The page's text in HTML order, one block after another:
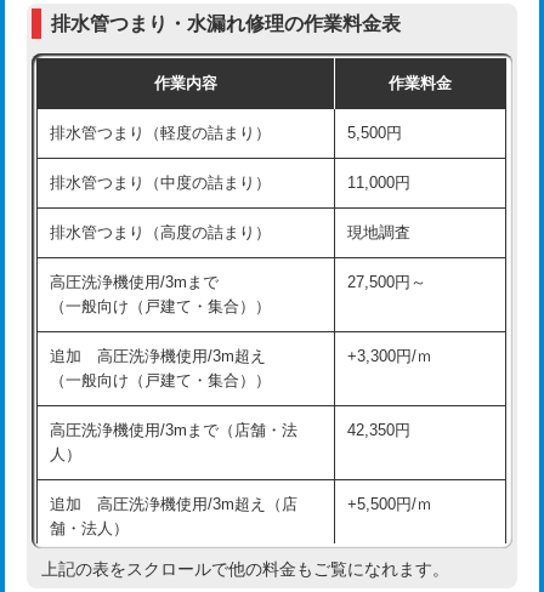
追加人工 16,500円
現場見積
※給水管工事は20mmまでの価格です。
交換・取付（その他部品） 11,000円+材料費
持込商品取付（単水栓） 13,200円
持込商品取付（混合水栓） 16,500円
持込商品取付（浄水器・分岐水栓） 16,500円
給水管工事※（ホール加工) 16,500円
給水管工事※（バンド止め) 3,300円
給水管工事※（支持金具設置)
給水管工事※（保温材使用（バンド止
め込み）)
5,500円
給水管工事※（土の掘削・埋め戻し作
業)
11,000円
給水管工事※（塩ビ管（VP・HI）使
用/3ｍまで)
33,000円
給水管工事※（塩ビ管（VP・HI）使
+8,800円
排水管つまり・水漏れ修理の作業料金表
作業内容 作業料金
排水管つまり（軽度の詰まり） 5,500円
排水管つまり（中度の詰まり） 11,000円
排水管つまり（高度の詰まり） 現地調査
高圧洗浄機使用/3mまで
（一般向け（戸建て・集合））
27,500円～
追加 高圧洗浄機使用/3m超え
（一般向け（戸建て・集合））
+3,300円/ｍ
高圧洗浄機使用/3mまで（店舗・法
人）
42,350円
追加 高圧洗浄機使用/3m超え（店
舗・法人）
+5,500円/ｍ
高度高圧洗浄換 現地調査
上記の表をスクロールで他の料金もご覧になれます。